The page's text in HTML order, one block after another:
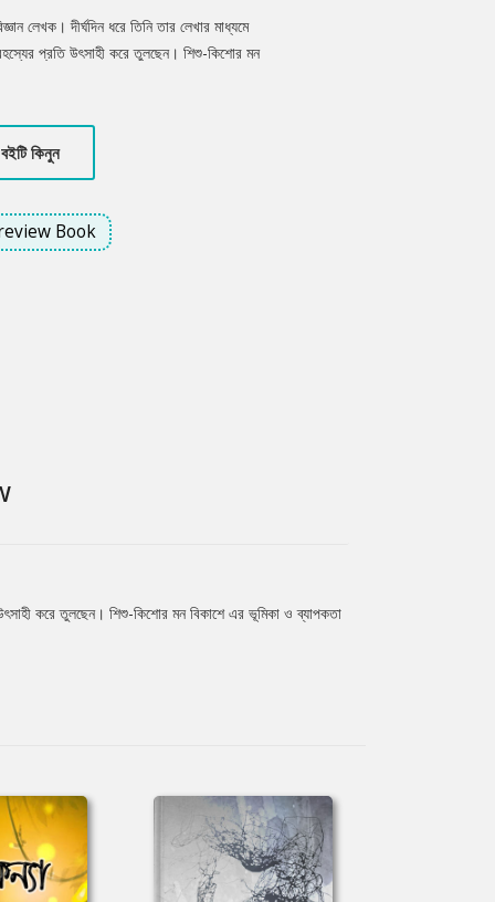
লেখক। দীর্ঘদিন ধরে তিনি তার লেখার মাধ্যমে
প্রতি উৎসাহী করে তুলছেন। শিশু-কিশোর মন
বইটিও এইক পথের দিশা হিসেবে শিশু-কিশোরদের
বইটি কিনুন
Book
করে তুলছেন। শিশু-কিশোর মন বিকাশে এর ভূমিকা ও ব্যাপকতা